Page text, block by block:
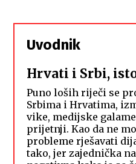
Uvodnik
Hrvati i Srbi,
Puno loših riječi se
Srbima i Hrvatima,
vike, medijske
prijetnji. Kao da ne
probleme rješavati
tako, jer zajednička